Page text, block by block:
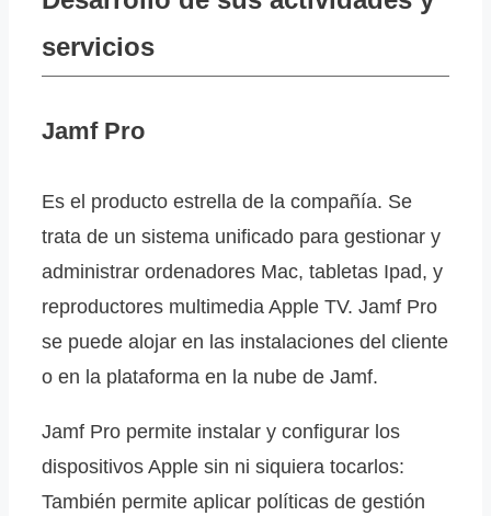
servicios
Jamf Pro
Es el producto estrella de la compañía. Se
trata de un sistema unificado para gestionar y
administrar ordenadores Mac, tabletas Ipad, y
reproductores multimedia Apple TV. Jamf Pro
se puede alojar en las instalaciones del cliente
o en la plataforma en la nube de Jamf.
Jamf Pro permite instalar y configurar los
dispositivos Apple sin ni siquiera tocarlos:
También permite aplicar políticas de gestión